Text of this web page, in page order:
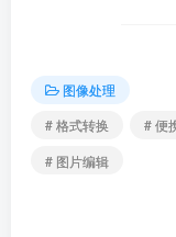
图像处理
# 格式转换
# 便
# 图片编辑